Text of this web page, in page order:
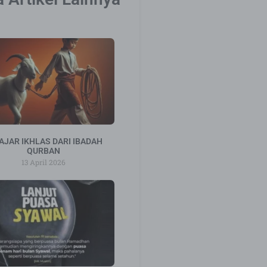
IKHLAS DARI IBADAH
QURBAN
13 April 2026